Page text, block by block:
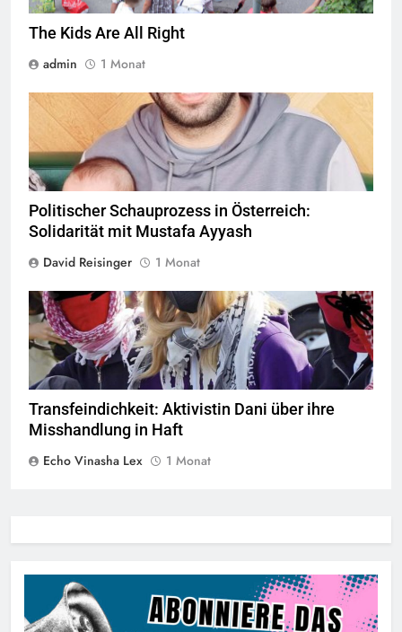
The Kids Are All Right
admin
1 Monat
© Twitter Mustafa ayyash
Politischer Schauprozess in Österreich:
Solidarität mit Mustafa Ayyash
David Reisinger
1 Monat
© privat alle Rechte vorbehalten
Transfeindichkeit: Aktivistin Dani über ihre
Misshandlung in Haft
Echo Vinasha Lex
1 Monat